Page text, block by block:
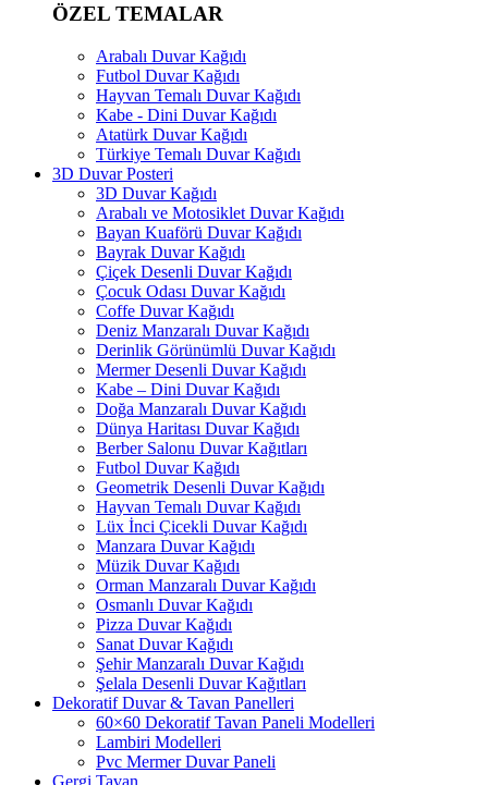
ÖZEL TEMALAR
Arabalı Duvar Kağıdı
Futbol Duvar Kağıdı
Hayvan Temalı Duvar Kağıdı
Kabe - Dini Duvar Kağıdı
Atatürk Duvar Kağıdı
Türkiye Temalı Duvar Kağıdı
3D Duvar Posteri
3D Duvar Kağıdı
Arabalı ve Motosiklet Duvar Kağıdı
Bayan Kuaförü Duvar Kağıdı
Bayrak Duvar Kağıdı
Çiçek Desenli Duvar Kağıdı
Çocuk Odası Duvar Kağıdı
Coffe Duvar Kağıdı
Deniz Manzaralı Duvar Kağıdı
Derinlik Görünümlü Duvar Kağıdı
Mermer Desenli Duvar Kağıdı
Kabe – Dini Duvar Kağıdı
Doğa Manzaralı Duvar Kağıdı
Dünya Haritası Duvar Kağıdı
Berber Salonu Duvar Kağıtları
Futbol Duvar Kağıdı
Geometrik Desenli Duvar Kağıdı
Hayvan Temalı Duvar Kağıdı
Lüx İnci Çicekli Duvar Kağıdı
Manzara Duvar Kağıdı
Müzik Duvar Kağıdı
Orman Manzaralı Duvar Kağıdı
Osmanlı Duvar Kağıdı
Pizza Duvar Kağıdı
Sanat Duvar Kağıdı
Şehir Manzaralı Duvar Kağıdı
Şelala Desenli Duvar Kağıtları
Dekoratif Duvar & Tavan Panelleri
60×60 Dekoratif Tavan Paneli Modelleri
Lambiri Modelleri
Pvc Mermer Duvar Paneli
Gergi Tavan